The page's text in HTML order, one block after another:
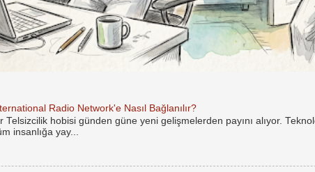
Radio Network'e Nasıl Bağlanılır?
Telsizcilik hobisi günden güne yeni gelişmelerden payını alıyor.
insanlığa yay...